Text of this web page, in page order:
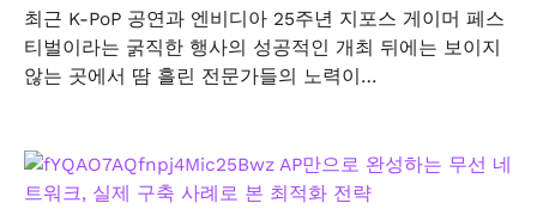
최근 K-PoP 공연과 엔비디아 25주년 지포스 게이머 페스
티벌이라는 굵직한 행사의 성공적인 개최 뒤에는 보이지
않는 곳에서 땀 흘린 전문가들의 노력이…